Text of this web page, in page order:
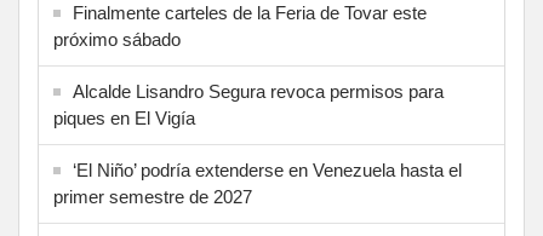
Finalmente carteles de la Feria de Tovar este
próximo sábado
Alcalde Lisandro Segura revoca permisos para
piques en El Vigía
‘El Niño’ podría extenderse en Venezuela hasta el
primer semestre de 2027